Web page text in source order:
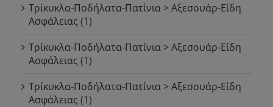
Τρίκυκλα-Ποδήλατα-Πατίνια > Αξεσουάρ-Είδη
Ασφάλειας (1)
Τρίκυκλα-Ποδήλατα-Πατίνια > Αξεσουάρ-Είδη
Ασφάλειας (1)
Τρίκυκλα-Ποδήλατα-Πατίνια > Αξεσουάρ-Είδη
Ασφάλειας (1)